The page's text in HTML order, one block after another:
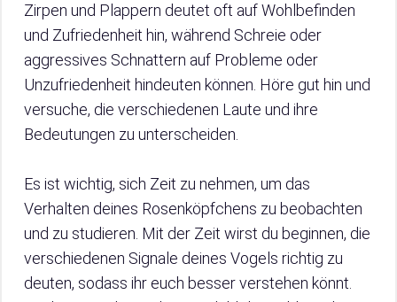
Zirpen und Plappern deutet oft auf Wohlbefinden
und Zufriedenheit hin, während Schreie oder
aggressives Schnattern auf Probleme oder
Unzufriedenheit hindeuten können. Höre gut hin und
versuche, die verschiedenen Laute und ihre
Bedeutungen zu unterscheiden.
Es ist wichtig, sich Zeit zu nehmen, um das
Verhalten deines Rosenköpfchens zu beobachten
und zu studieren. Mit der Zeit wirst du beginnen, die
verschiedenen Signale deines Vogels richtig zu
deuten, sodass ihr euch besser verstehen könnt.